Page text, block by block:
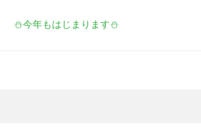
⛄今年もはじまります⛄